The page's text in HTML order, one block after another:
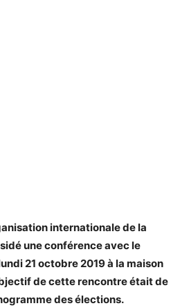
internationale de la
une conférence avec le
21 octobre 2019 à la maison
de cette rencontre était de
des élections.